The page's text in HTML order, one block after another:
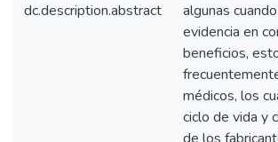
dc.description.abstract
algunas
evidencia en
beneficios,
médicos, los
ciclo de vida y